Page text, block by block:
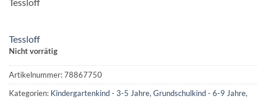
Tessloff
Tessloff
Nicht vorrätig
Artikelnummer:78867750
Kategorien: Kindergartenkind - 3-5 Jahre, Grundschulkind - 6-9 Jahre,